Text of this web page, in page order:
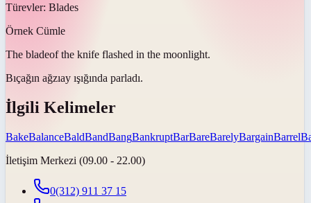
Türevler: Blades
Örnek Cümle
The bladeof the knife flashed in the moonlight.
Bıçağın ağzıay ışığında parladı.
İlgili Kelimeler
BakeBalanceBaldBandBangBankruptBarBareBarelyBargainBarrel
İletişim Merkezi (09.00 - 22.00)
0(312) 911 37 15